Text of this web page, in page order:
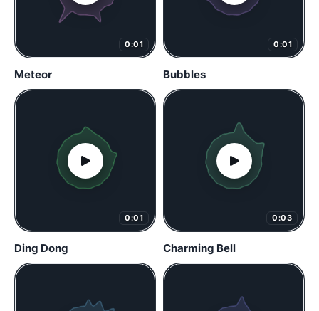
0:01
Meteor
0:01
Bubbles
0:01
Ding Dong
0:03
Charming Bell